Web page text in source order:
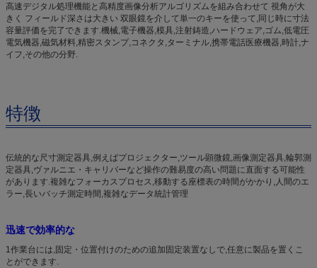
高速デジタル処理機能と高精度画像分析アルゴリズムを組み合わせて 視角が大
きく フィールド深さは大きい 双眼鏡を介して単一のキーを使って,同じ時に寸法
容量評価を完了できます.機械,電子機器,模具,注射鋳造,ハードウェア,ゴム,低電圧
電気機器,磁気材料,精密スタンプ,コネクタ,ターミナル,携帯電話医療機器,時計,ナ
イフ,その他の分野.
特徴
伝統的な尺寸測定器具,例えばプロジェクター,ツール顕微鏡,画像測定器具,輪郭測
定器具,ヴァルニエ・キャリパーなど操作の難易度の高い問題に直面する可能性
があります.複雑なフォーカスプロセス,移動する座標表の時間がかかり,人間のエ
ラー,長いバッチ測定時間,複雑なデータ統計管理
迅速で効率的な
1作業台には,固定・位置付けのための追加固定装置なしで,任意に製品を置くこ
とができます.